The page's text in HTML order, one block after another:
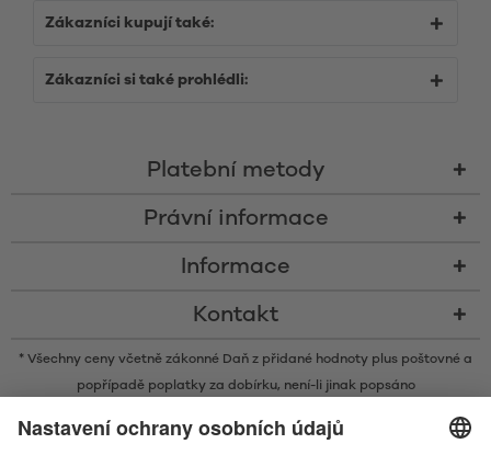
Zákazníci kupují také:
Zákazníci si také prohlédli:
Platební metody
Právní informace
Informace
Kontakt
* Všechny ceny včetně zákonné Daň z přidané hodnoty plus poštovné a
popřípadě poplatky za dobírku, není-li jinak popsáno
ochrannými známkami ve vlastnictví společnosti Bluetooth SIG, Inc. a